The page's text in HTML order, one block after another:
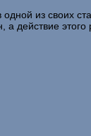
из своих
действие